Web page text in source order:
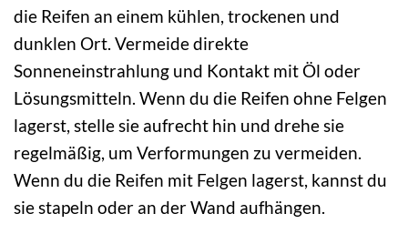
die Reifen an einem kühlen, trockenen und
dunklen Ort. Vermeide direkte
Sonneneinstrahlung und Kontakt mit Öl oder
Lösungsmitteln. Wenn du die Reifen ohne Felgen
lagerst, stelle sie aufrecht hin und drehe sie
regelmäßig, um Verformungen zu vermeiden.
Wenn du die Reifen mit Felgen lagerst, kannst du
sie stapeln oder an der Wand aufhängen.